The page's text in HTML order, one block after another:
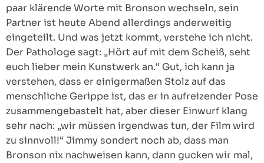
paar klärende Worte mit Bronson wechseln, sein
Partner ist heute Abend allerdings anderweitig
eingeteilt. Und was jetzt kommt, verstehe ich nicht.
Der Pathologe sagt: „Hört auf mit dem Scheiß, seht
euch lieber mein Kunstwerk an.“ Gut, ich kann ja
verstehen, dass er einigermaßen Stolz auf das
menschliche Gerippe ist, das er in aufreizender Pose
zusammengebastelt hat, aber dieser Einwurf klang
sehr nach: „wir müssen irgendwas tun, der Film wird
zu sinnvoll!“ Jimmy sondert noch ab, dass man
Bronson nix nachweisen kann, dann gucken wir mal,